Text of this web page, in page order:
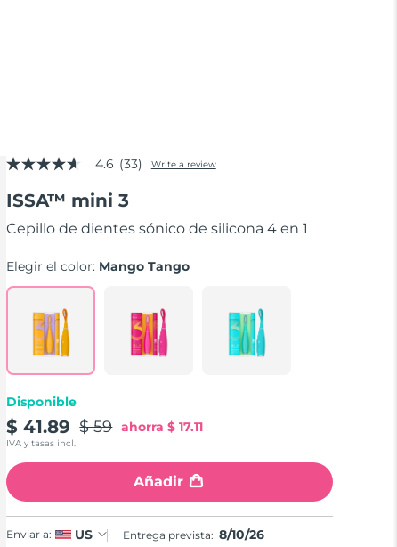
4.6
of
stars,
average
value.
Read
Reviews.
Same
page
link.
4.6 (33) Write a review
ISSA™ mini 3
Cepillo de dientes sónico de silicona 4 en 1
Elegir el color: Mango Tango
Disponible
$ 41.89 $ 59 ahorra$ 17.11
IVA y tasas incl.
Añadir
Enviar a: US Entrega prevista: 8/10/26